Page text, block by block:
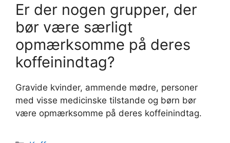
Er der nogen grupper, der
bør være særligt
opmærksomme på deres
koffeinindtag?
Gravide kvinder, ammende mødre, personer
med visse medicinske tilstande og børn bør
være opmærksomme på deres koffeinindtag.